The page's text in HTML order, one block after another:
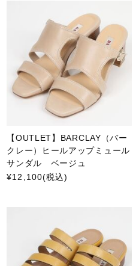
【OUTLET】BARCLAY（バー
クレー）ヒールアップミュール
サンダル ベージュ
¥12,100(税込)